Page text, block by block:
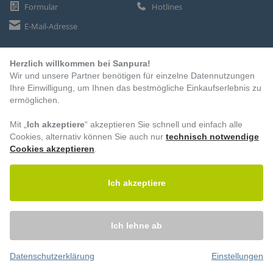
Formular
Hotlines
E-Mail-Adresse
ZAHLUNGSARTEN
Vorkasse
BESUCHEN SIE UNS
© 2026 – Sanpura. Alle Rechte vorbehalten.
Herzlich willkommen bei Sanpura!
Wir und unsere Partner benötigen für einzelne Datennutzungen
Ihre Einwilligung, um Ihnen das bestmögliche Einkaufserlebnis zu
ermöglichen.
Mit „ Ich akzeptiere“ akzeptieren Sie schnell und einfach alle
Cookies, alternativ können Sie auch nur technisch notwendige
Cookies akzeptieren
Ich akzeptiere
Ich lehne ab
Datenschutzerklärung Einstellungen